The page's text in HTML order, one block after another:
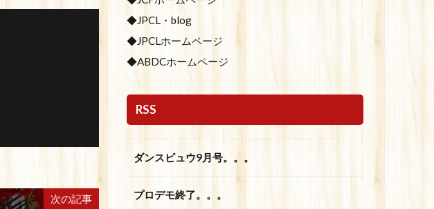
次の記事
◆JPCL・blog
◆JPCLホームページ
◆ABDCホームページ
RSS
ダンスビュウ9月号。。。
プロデモ終了。。。